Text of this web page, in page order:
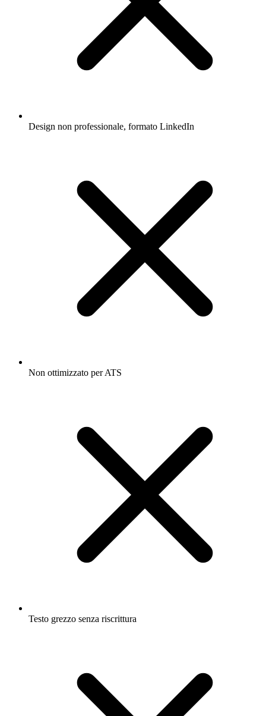
Design non professionale, formato LinkedIn
Non ottimizzato per ATS
Testo grezzo senza riscrittura